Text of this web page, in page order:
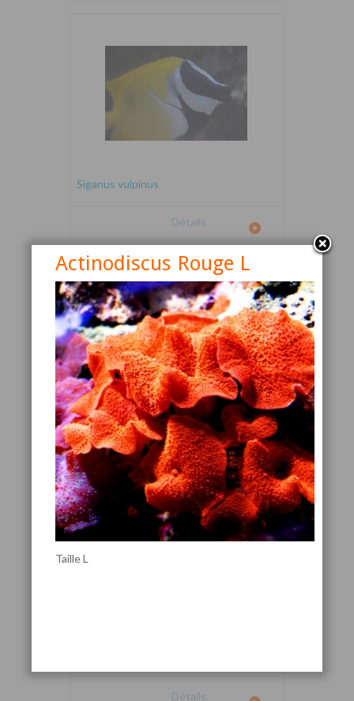
Siganus vulpinus
Détails
Canthigaster valentini
Détails
Détails
Actinodiscus Rouge L
Taille L